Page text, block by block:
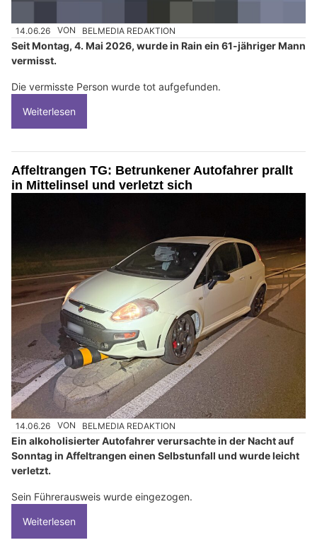
14.06.26 VON BELMEDIA REDAKTION
Seit Montag, 4. Mai 2026, wurde in Rain ein 61-jähriger Mann
vermisst.
Die vermisste Person wurde tot aufgefunden.
Weiterlesen
Affeltrangen TG: Betrunkener Autofahrer prallt
in Mittelinsel und verletzt sich
14.06.26 VON BELMEDIA REDAKTION
Ein alkoholisierter Autofahrer verursachte in der Nacht auf
Sonntag in Affeltrangen einen Selbstunfall und wurde leicht
verletzt.
Sein Führerausweis wurde eingezogen.
Weiterlesen